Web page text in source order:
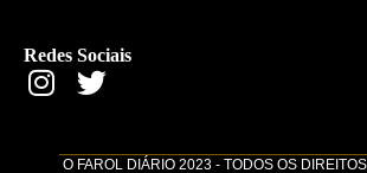
Redes Sociais
O FAROL DIÁRIO 2023 - TODOS OS